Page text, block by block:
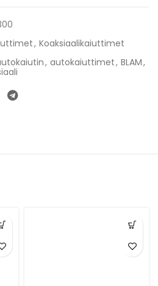
, Koaksiaalikaiuttimet
, autokaiuttimet, BLAM,